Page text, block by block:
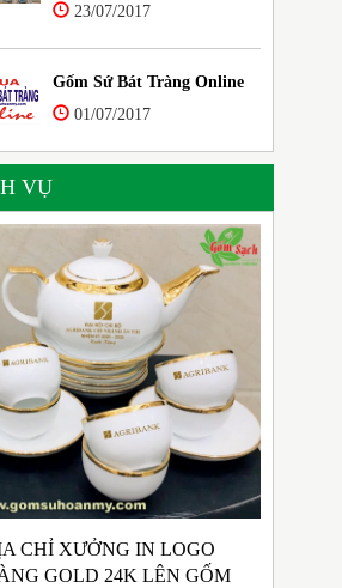
23/07/2017
Gốm Sứ Bát Tràng Online
01/07/2017
VỤ
CHỈ XƯỞNG IN LOGO
GOLD 24K LÊN GỐM